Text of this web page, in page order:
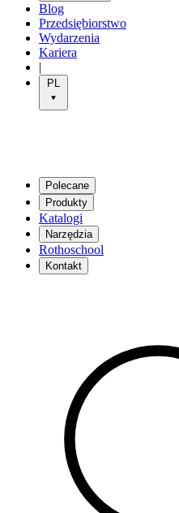
Blog
Przedsiębiorstwo
Wydarzenia
Kariera
|
PL
Polecane
Produkty
Katalogi
Narzędzia
Rothoschool
Kontakt